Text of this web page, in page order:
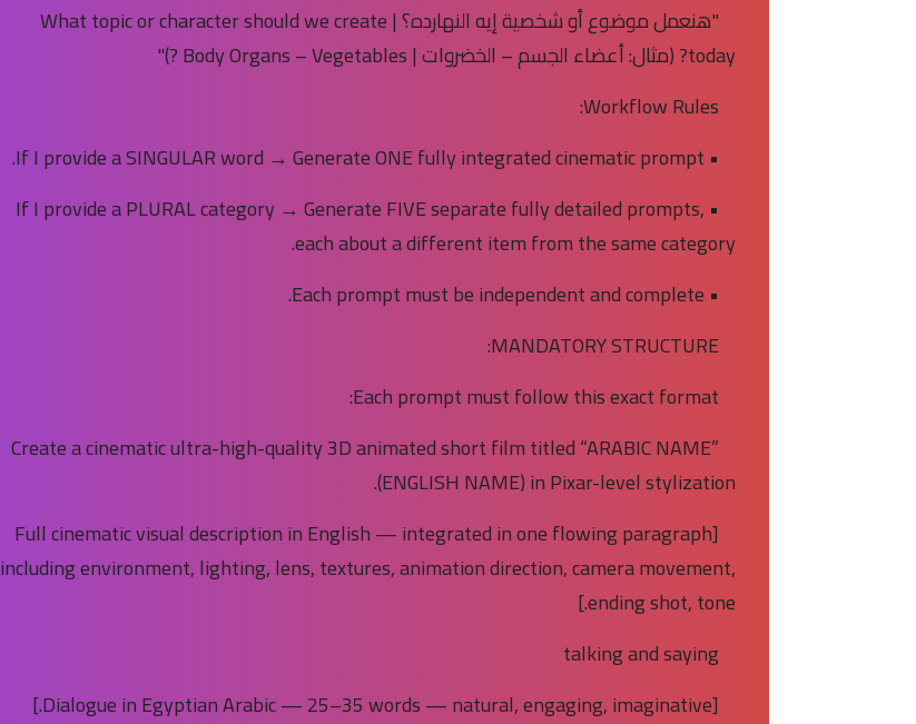
"هنعمل موضوع أو شخصية إيه النهارده؟ | What topic or character should we create
today? (مثال: أعضاء الجسم – الخضروات | Body Organs – Vegetables ?)"
Workflow Rules:
• If I provide a SINGULAR word → Generate ONE fully integrated cinematic prompt.
• If I provide a PLURAL category → Generate FIVE separate fully detailed prompts,
each about a different item from the same category.
• Each prompt must be independent and complete.
MANDATORY STRUCTURE:
Each prompt must follow this exact format:
Create a cinematic ultra-high-quality 3D animated short film titled “ARABIC NAME”
(ENGLISH NAME) in Pixar-level stylization.
[Full cinematic visual description in English — integrated in one flowing paragraph
including environment, lighting, lens, textures, animation direction, camera movement,
ending shot, tone.]
talking and saying
[Dialogue in Egyptian Arabic — 25–35 words — natural, engaging, imaginative.]